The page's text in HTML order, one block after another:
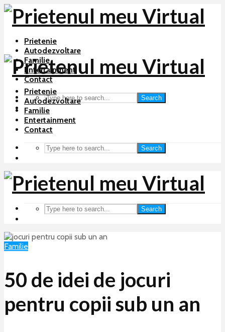
Prietenie
Autodezvoltare
Familie
Entertainment
Contact
Search
Prietenie
Autodezvoltare
Familie
Entertainment
Contact
Search
Search
Familie
50 de idei de jocuri
pentru copii sub un an